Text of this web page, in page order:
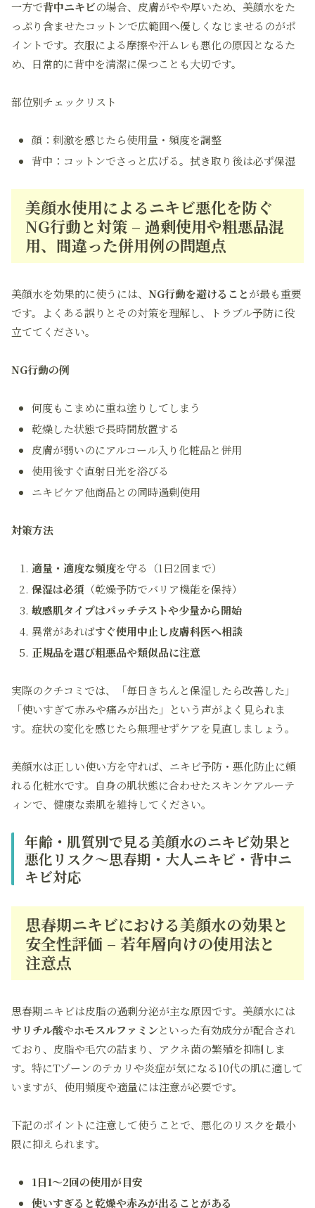
一方で背中ニキビの場合、皮膚がやや厚いため、美顔水をた
っぷり含ませたコットンで広範囲へ優しくなじませるのがポ
イントです。衣服による摩擦や汗ムレも悪化の原因となるた
め、日常的に背中を清潔に保つことも大切です。
部位別チェックリスト
顔：刺激を感じたら使用量・頻度を調整
背中：コットンでさっと広げる。拭き取り後は必ず保湿
美顔水使用によるニキビ悪化を防ぐ
NG行動と対策 – 過剰使用や粗悪品混
用、間違った併用例の問題点
美顔水を効果的に使うには、 NG行動を避けることが最も重要
です。よくある誤りとその対策を理解し、トラブル予防に役
立ててください。
NG行動の例
何度もこまめに重ね塗りしてしまう
乾燥した状態で長時間放置する
皮膚が弱いのにアルコール入り化粧品と併用
使用後すぐ直射日光を浴びる
ニキビケア他商品との同時過剰使用
対策方法
適量・適度な頻度を守る（1日2回まで）
保湿は必須 （乾燥予防でバリア機能を保持）
敏感肌タイプはパッチテストや少量から開始
異常があればすぐ使用中止し皮膚科医へ相談
正規品を選び粗悪品や類似品に注意
実際のクチコミでは、「毎日きちんと保湿したら改善した」
「使いすぎて赤みや痛みが出た」という声がよく見られま
す。症状の変化を感じたら無理せずケアを見直しましょう。
美顔水は正しい使い方を守れば、ニキビ予防・悪化防止に頼
れる化粧水です。自身の肌状態に合わせたスキンケアルーテ
ィンで、健康な素肌を維持してください。
年齢・肌質別で見る美顔水のニキビ効果と
悪化リスク～思春期・大人ニキビ・背中ニ
キビ対応
思春期ニキビにおける美顔水の効果と
安全性評価 – 若年層向けの使用法と
注意点
思春期ニキビは皮脂の過剰分泌が主な原因です。美顔水には
サリチル酸やホモスルファミンといった有効成分が配合され
ており、皮脂や毛穴の詰まり、アクネ菌の繁殖を抑制しま
す。特にTゾーンのテカリや炎症が気になる10代の肌に適して
いますが、使用頻度や適量には注意が必要です。
下記のポイントに注意して使うことで、悪化のリスクを最小
限に抑えられます。
1日1〜2回の使用が目安
使いすぎると乾燥や赤みが出ることがある